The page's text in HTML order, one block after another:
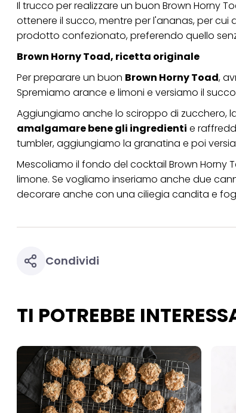
Il trucco per realizzare un buon Brown Horny
ottenere il succo, mentre per l'ananas, per
prodotto confezionato, preferendo quello
Brown Horny Toad, ricetta originale
Per preparare un buon Brown Horny Toad,
Spremiamo arance e limoni e versiamo il
Aggiungiamo anche lo sciroppo di zucchero,
amalgamare bene gli ingredienti e
tumbler, aggiungiamo la granatina e poi
Mescoliamo il fondo del cocktail Brown
limone. Se vogliamo inseriamo anche due
decorare anche con una ciliegia candita e
Condividi
TI POTREBBE